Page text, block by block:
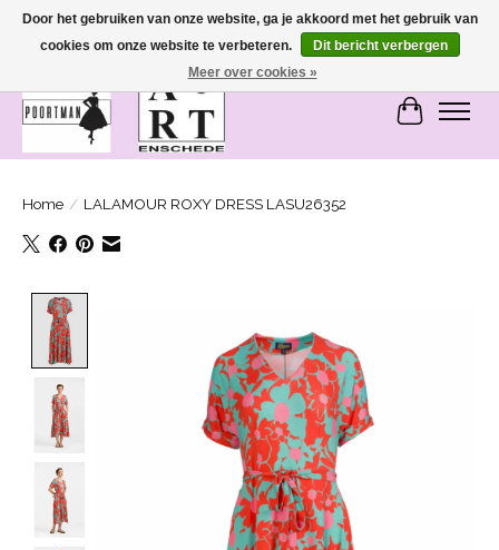
SASHIONABLE - damesmode in Bemmel en Enschede
Home / LALAMOUR ROXY DRESS LASU26352
Door het gebruiken van onze website, ga je akkoord met het gebruik van
cookies om onze website te verbeteren.
Dit bericht verbergen
Meer over cookies »